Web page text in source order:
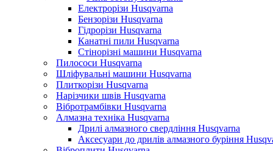
Електрорізи Husqvarna
Бензорізи Husqvarna
Гідрорізи Husqvarna
Канатні пили Husqvarna
Стінорізні машини Husqvarna
Пилососи Husqvarna
Шліфувальні машини Husqvarna
Плиткорізи Husqvarna
Нарізчики швів Husqvarna
Вібротрамбівки Husqvarna
Алмазна техніка Husqvarna
Дрилі алмазного свердління Husqvarna
Аксесуари до дрилів алмазного буріння